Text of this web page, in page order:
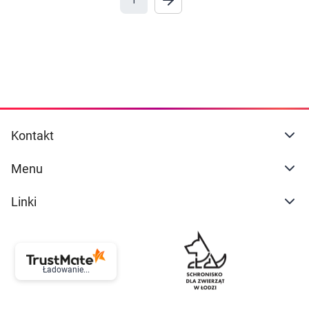
Ustawienia
Kontakt
Menu
Linki
Ładowanie...